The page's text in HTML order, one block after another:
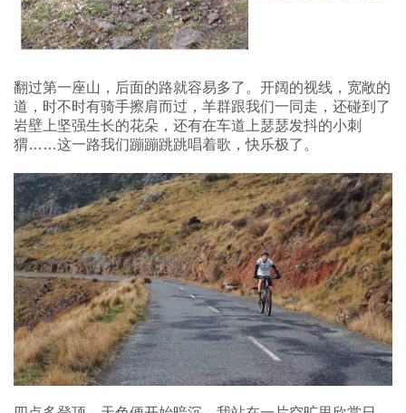
翻过第一座山，后面的路就容易多了。开阔的视线，宽敞的
道，时不时有骑手擦肩而过，羊群跟我们一同走，还碰到了
岩壁上坚强生长的花朵，还有在车道上瑟瑟发抖的小刺
猬……这一路我们蹦蹦跳跳唱着歌，快乐极了。